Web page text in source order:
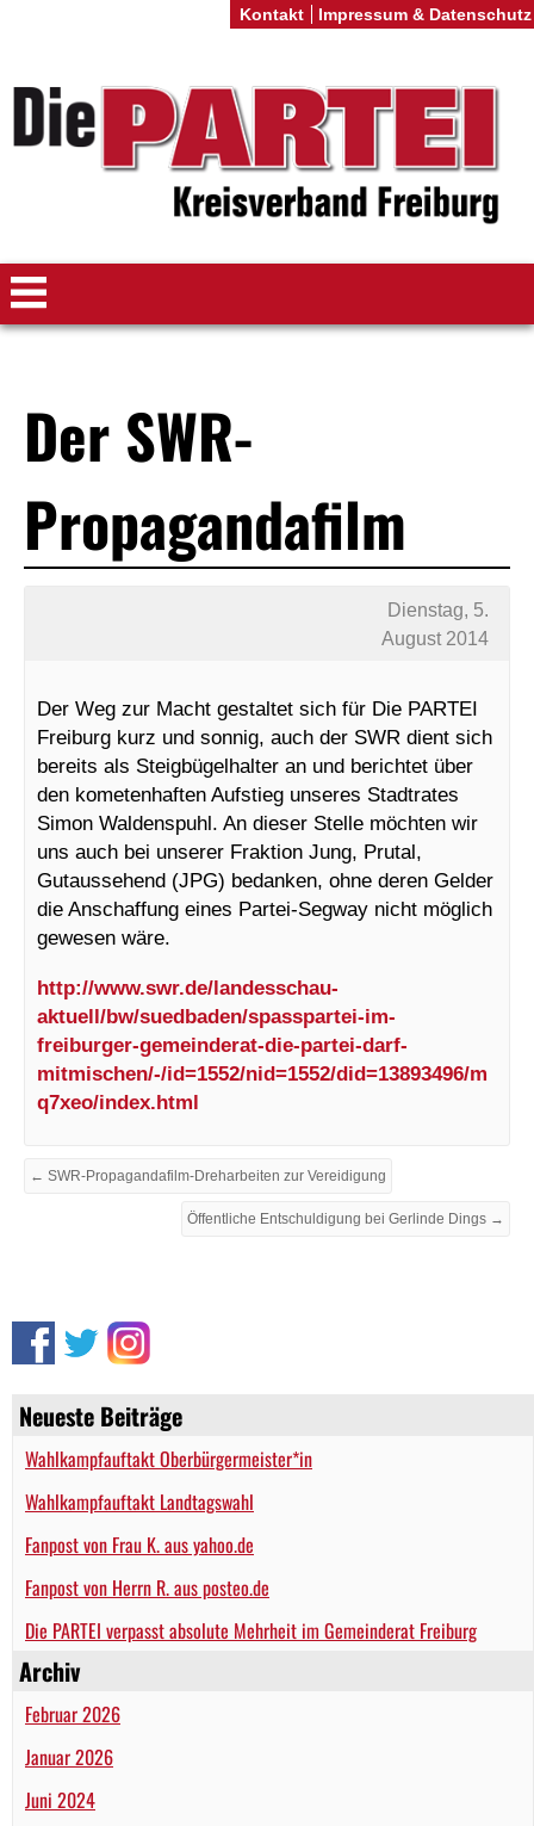
Neueste Beiträge
Wahlkampfauftakt Oberbürgermeister*in
Wahlkampfauftakt Landtagswahl
Fanpost von Frau K. aus yahoo.de
Fanpost von Herrn R. aus posteo.de
Die PARTEI verpasst absolute Mehrheit im Gemeinderat Freiburg
Archiv
Februar 2026
Januar 2026
Juni 2024
Der SWR-
Propagandafilm
Dienstag, 5.
August 2014
Der Weg zur Macht gestaltet sich für Die PARTEI
Freiburg kurz und sonnig, auch der SWR dient sich
bereits als Steigbügelhalter an und berichtet über
den kometenhaften Aufstieg unseres Stadtrates
Simon Waldenspuhl. An dieser Stelle möchten wir
uns auch bei unserer Fraktion Jung, Prutal,
Gutaussehend (JPG) bedanken, ohne deren Gelder
die Anschaffung eines Partei-Segway nicht möglich
gewesen wäre.
http://www.swr.de/landesschau-
aktuell/bw/suedbaden/spasspartei-im-
freiburger-gemeinderat-die-partei-darf-
mitmischen/-/id=1552/nid=1552/did=13893496/m
q7xeo/index.html
← SWR-Propagandafilm-Dreharbeiten zur Vereidigung
Öffentliche Entschuldigung bei Gerlinde Dings →
Kontakt Impressum & Datenschutz